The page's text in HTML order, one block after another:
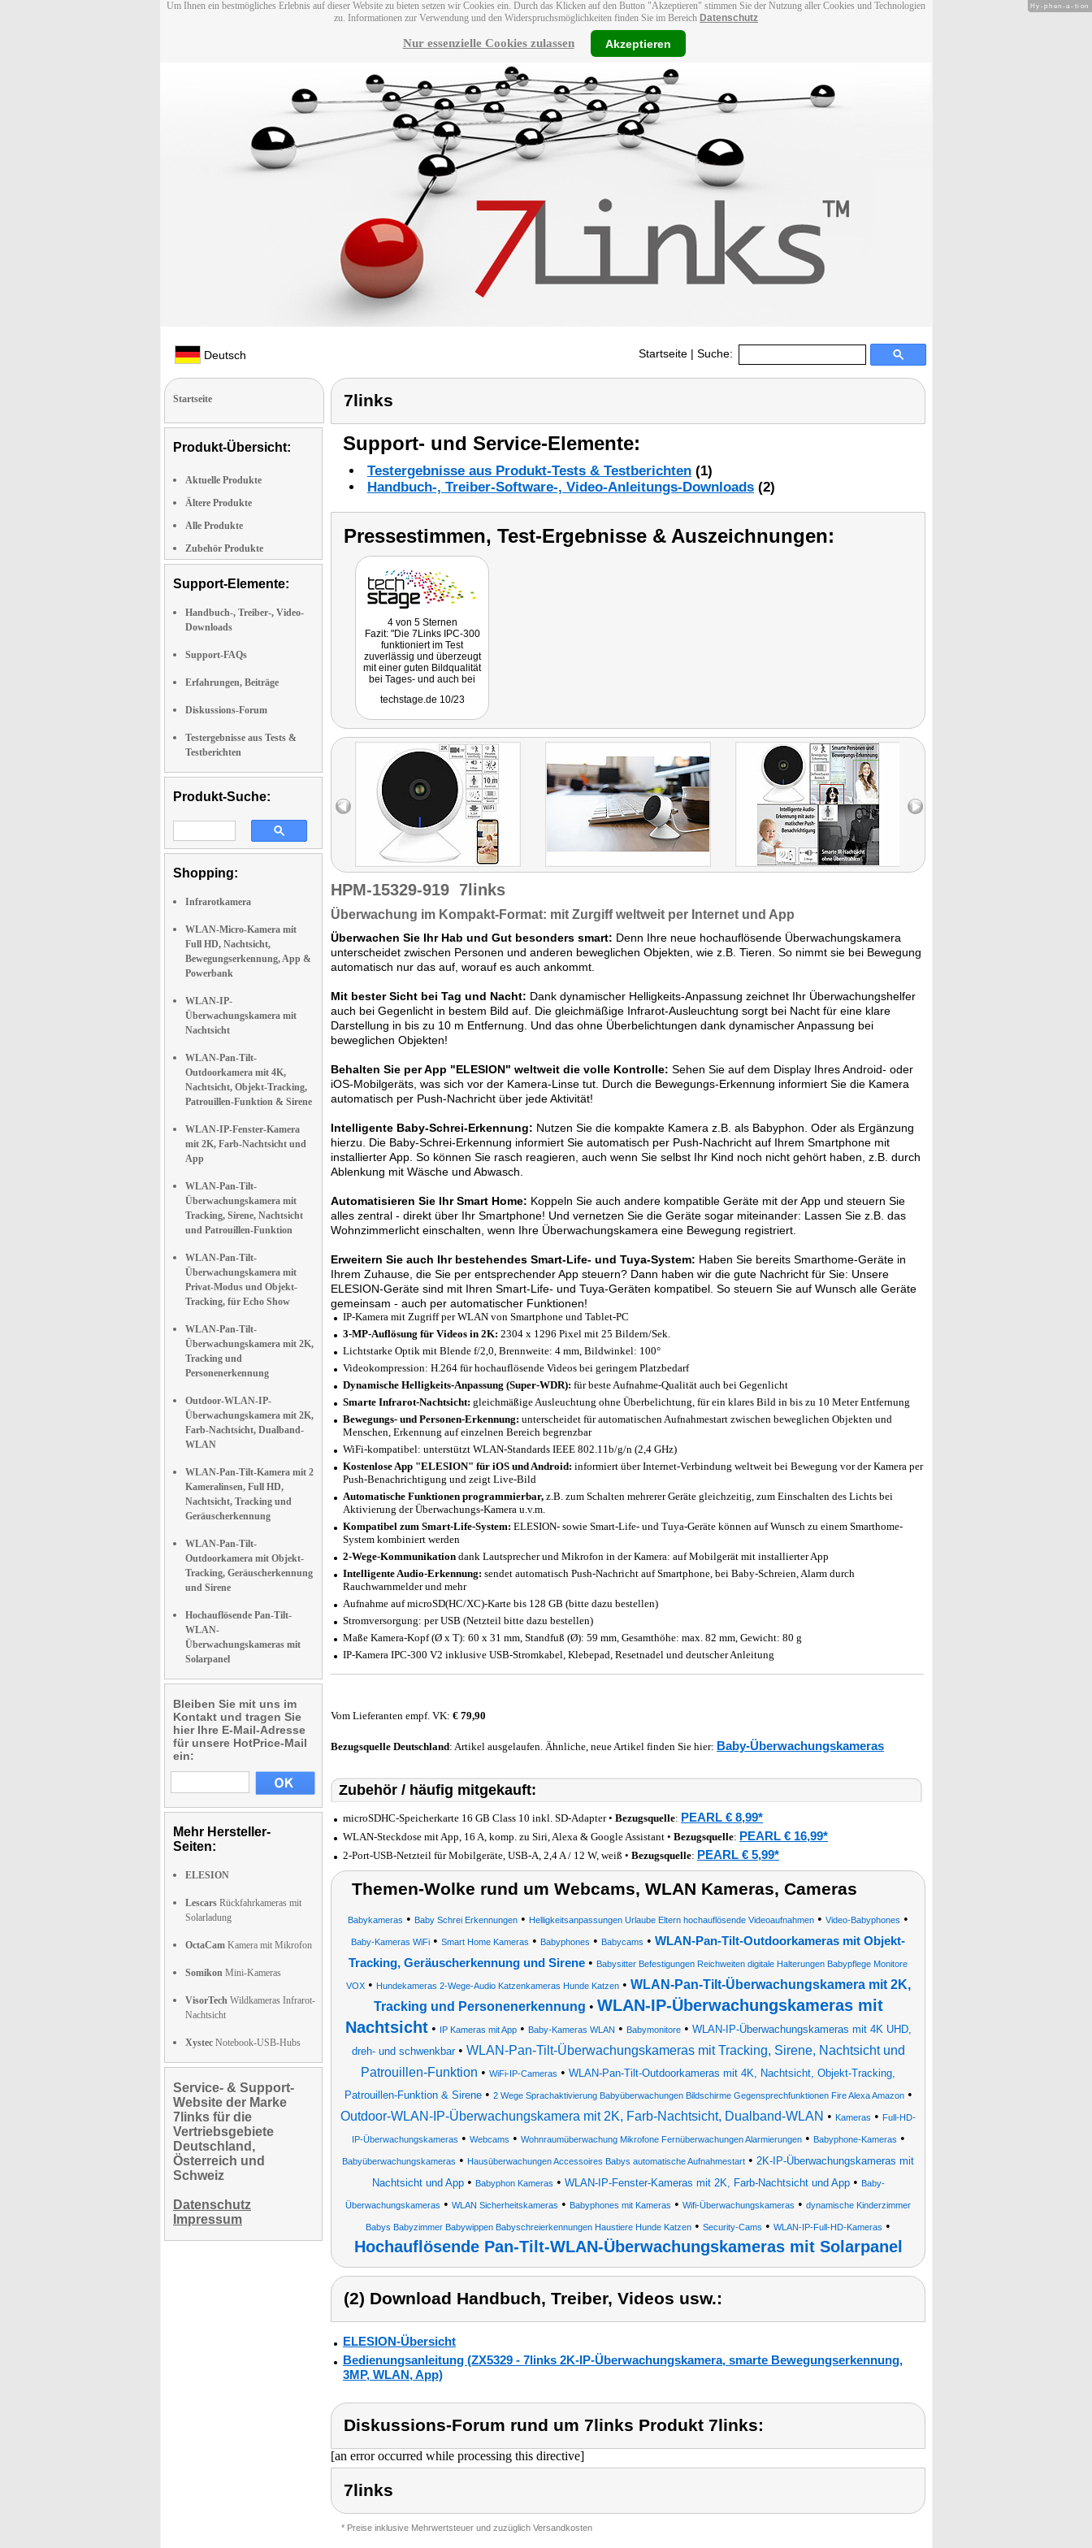
Um Ihnen ein bestmögliches Erlebnis auf dieser Website zu bieten setzen wir Cookies ein. Durch das Klicken auf den Button "Akzeptieren" stimmen Sie der Nutzung aller Cookies und Technologien
zu. Informationen zur Verwendung und den Widerspruchsmöglichkeiten finden Sie im Bereich Datenschutz
Nur essenzielle Cookies zulassen Akzeptieren
Deutsch Startseite | Suche:
Startseite
Produkt-Übersicht:
Aktuelle Produkte
Ältere Produkte
Alle Produkte
Zubehör Produkte
Support-Elemente:
Handbuch-, Treiber-, Video-
Downloads
Support-FAQs
Erfahrungen, Beiträge
Diskussions-Forum
Testergebnisse aus Tests &
Testberichten
Produkt-Suche:
Shopping:
Infrarotkamera
WLAN-Micro-Kamera mit
Full HD, Nachtsicht,
Bewegungserkennung, App &
Powerbank
WLAN-IP-
Überwachungskamera mit
Nachtsicht
WLAN-Pan-Tilt-
Outdoorkamera mit 4K,
Nachtsicht, Objekt-Tracking,
Patrouillen-Funktion & Sirene
WLAN-IP-Fenster-Kamera
mit 2K, Farb-Nachtsicht und
App
WLAN-Pan-Tilt-
Überwachungskamera mit
Tracking, Sirene, Nachtsicht
und Patrouillen-Funktion
WLAN-Pan-Tilt-
Überwachungskamera mit
Privat-Modus und Objekt-
Tracking, für Echo Show
WLAN-Pan-Tilt-
Überwachungskamera mit 2K,
Tracking und
Personenerkennung
Outdoor-WLAN-IP-
Überwachungskamera mit 2K,
Farb-Nachtsicht, Dualband-
WLAN
WLAN-Pan-Tilt-Kamera mit 2
Kameralinsen, Full HD,
Nachtsicht, Tracking und
Geräuscherkennung
WLAN-Pan-Tilt-
Outdoorkamera mit Objekt-
Tracking, Geräuscherkennung
und Sirene
Hochauflösende Pan-Tilt-
WLAN-
Überwachungskameras mit
Solarpanel
Bleiben Sie mit uns im
Kontakt und tragen Sie
hier Ihre E-Mail-Adresse
für unsere HotPrice-Mail
ein:
Mehr Hersteller-
Seiten:
ELESION
Lescars Rückfahrkameras mit
Solarladung
OctaCam Kamera mit Mikrofon
Somikon Mini-Kameras
VisorTech Wildkameras Infrarot-
Nachtsicht
Xystec Notebook-USB-Hubs
Service- & Support-
Website der Marke
7links für die
Vertriebsgebiete
Deutschland,
Österreich und
Schweiz
Datenschutz
Impressum
7links
Support- und Service-Elemente:
Testergebnisse aus Produkt-Tests & Testberichten (1)
Handbuch-, Treiber-Software-, Video-Anleitungs-Downloads (2)
Pressestimmen, Test-Ergebnisse & Auszeichnungen:
4 von 5 Sternen
Fazit: "Die 7Links IPC-300
funktioniert im Test
zuverlässig und überzeugt
mit einer guten Bildqualität
bei Tages- und auch bei
auch die intuitive
Plattform. Damit lässt sie
sich mit anderen Smart-
Home-Komponenten für
Automatisierungen nutzen.
Positiv ist auch, dass sie
sich dank Onvif-Support mit
Dritthersteller-Lösungen
wie Synology Surveillance
Station nutzen lässt."
techstage.de 10/23
HPM-15329-919 7links
Überwachung im Kompakt-Format: mit Zurgiff weltweit per Internet und App
Überwachen Sie Ihr Hab und Gut besonders smart: Denn Ihre neue hochauflösende Überwachungskamera
unterscheidet zwischen Personen und anderen beweglichen Objekten, wie z.B. Tieren. So nimmt sie bei Bewegung
automatisch nur das auf, worauf es auch ankommt.
Mit bester Sicht bei Tag und Nacht: Dank dynamischer Helligkeits-Anpassung zeichnet Ihr Überwachungshelfer
auch bei Gegenlicht in bestem Bild auf. Die gleichmäßige Infrarot-Ausleuchtung sorgt bei Nacht für eine klare
Darstellung in bis zu 10 m Entfernung. Und das ohne Überbelichtungen dank dynamischer Anpassung bei
beweglichen Objekten!
Behalten Sie per App "ELESION" weltweit die volle Kontrolle: Sehen Sie auf dem Display Ihres Android- oder
iOS-Mobilgeräts, was sich vor der Kamera-Linse tut. Durch die Bewegungs-Erkennung informiert Sie die Kamera
automatisch per Push-Nachricht über jede Aktivität!
Intelligente Baby-Schrei-Erkennung: Nutzen Sie die kompakte Kamera z.B. als Babyphon. Oder als Ergänzung
hierzu. Die Baby-Schrei-Erkennung informiert Sie automatisch per Push-Nachricht auf Ihrem Smartphone mit
installierter App. So können Sie rasch reagieren, auch wenn Sie selbst Ihr Kind noch nicht gehört haben, z.B. durch
Ablenkung mit Wäsche und Abwasch.
Automatisieren Sie Ihr Smart Home: Koppeln Sie auch andere kompatible Geräte mit der App und steuern Sie
alles zentral - direkt über Ihr Smartphone! Und vernetzen Sie die Geräte sogar miteinander: Lassen Sie z.B. das
Wohnzimmerlicht einschalten, wenn Ihre Überwachungskamera eine Bewegung registriert.
Erweitern Sie auch Ihr bestehendes Smart-Life- und Tuya-System: Haben Sie bereits Smarthome-Geräte in
Ihrem Zuhause, die Sie per entsprechender App steuern? Dann haben wir die gute Nachricht für Sie: Unsere
ELESION-Geräte sind mit Ihren Smart-Life- und Tuya-Geräten kompatibel. So steuern Sie auf Wunsch alle Geräte
gemeinsam - auch per automatischer Funktionen!
IP-Kamera mit Zugriff per WLAN von Smartphone und Tablet-PC
3-MP-Auflösung für Videos in 2K: 2304 x 1296 Pixel mit 25 Bildern/Sek.
Lichtstarke Optik mit Blende f/2,0, Brennweite: 4 mm, Bildwinkel: 100°
Videokompression: H.264 für hochauflösende Videos bei geringem Platzbedarf
Dynamische Helligkeits-Anpassung (Super-WDR): für beste Aufnahme-Qualität auch bei Gegenlicht
Smarte Infrarot-Nachtsicht: gleichmäßige Ausleuchtung ohne Überbelichtung, für ein klares Bild in bis zu 10 Meter Entfernung
Bewegungs- und Personen-Erkennung: unterscheidet für automatischen Aufnahmestart zwischen beweglichen Objekten und
Menschen, Erkennung auf einzelnen Bereich begrenzbar
WiFi-kompatibel: unterstützt WLAN-Standards IEEE 802.11b/g/n (2,4 GHz)
Kostenlose App "ELESION" für iOS und Android: informiert über Internet-Verbindung weltweit bei Bewegung vor der Kamera per
Push-Benachrichtigung und zeigt Live-Bild
Automatische Funktionen programmierbar, z.B. zum Schalten mehrerer Geräte gleichzeitig, zum Einschalten des Lichts bei
Aktivierung der Überwachungs-Kamera u.v.m.
Kompatibel zum Smart-Life-System: ELESION- sowie Smart-Life- und Tuya-Geräte können auf Wunsch zu einem Smarthome-
System kombiniert werden
2-Wege-Kommunikation dank Lautsprecher und Mikrofon in der Kamera: auf Mobilgerät mit installierter App
Intelligente Audio-Erkennung: sendet automatisch Push-Nachricht auf Smartphone, bei Baby-Schreien, Alarm durch
Rauchwarnmelder und mehr
Aufnahme auf microSD(HC/XC)-Karte bis 128 GB (bitte dazu bestellen)
Stromversorgung: per USB (Netzteil bitte dazu bestellen)
Maße Kamera-Kopf (Ø x T): 60 x 31 mm, Standfuß (Ø): 59 mm, Gesamthöhe: max. 82 mm, Gewicht: 80 g
IP-Kamera IPC-300 V2 inklusive USB-Stromkabel, Klebepad, Resetnadel und deutscher Anleitung
Vom Lieferanten empf. VK: € 79,90
Bezugsquelle Deutschland: Artikel ausgelaufen. Ähnliche, neue Artikel finden Sie hier: Baby-Überwachungskameras
Zubehör / häufig mitgekauft:
microSDHC-Speicherkarte 16 GB Class 10 inkl. SD-Adapter • Bezugsquelle: PEARL € 8,99*
WLAN-Steckdose mit App, 16 A, komp. zu Siri, Alexa & Google Assistant • Bezugsquelle: PEARL € 16,99*
2-Port-USB-Netzteil für Mobilgeräte, USB-A, 2,4 A / 12 W, weiß • Bezugsquelle: PEARL € 5,99*
Themen-Wolke rund um Webcams, WLAN Kameras, Cameras
Babykameras • Baby Schrei Erkennungen • Helligkeitsanpassungen Urlaube Eltern hochauflösende Videoaufnahmen • Video-Babyphones •
Baby-Kameras WiFi • Smart Home Kameras • Babyphones • Babycams • WLAN-Pan-Tilt-Outdoorkameras mit Objekt-
Tracking, Geräuscherkennung und Sirene • Babysitter Befestigungen Reichweiten digitale Halterungen Babypflege Monitore
VOX• Hundekameras 2-Wege-Audio Katzenkameras Hunde Katzen• WLAN-Pan-Tilt-Überwachungskamera mit 2K,
Tracking und Personenerkennung • WLAN-IP-Überwachungskameras mit
Nachtsicht• IP Kameras mit App• Baby-Kameras WLAN • Babymonitore• WLAN-IP-Überwachungskameras mit 4K UHD,
dreh- und schwenkbar• WLAN-Pan-Tilt-Überwachungskameras mit Tracking, Sirene, Nachtsicht und
Patrouillen-Funktion • WiFi-IP-Cameras • WLAN-Pan-Tilt-Outdoorkameras mit 4K, Nachtsicht, Objekt-Tracking,
Patrouillen-Funktion & Sirene• 2 Wege Sprachaktivierung Babyüberwachungen Bildschirme Gegensprechfunktionen Fire Alexa Amazon•
Outdoor-WLAN-IP-Überwachungskamera mit 2K, Farb-Nachtsicht, Dualband-WLAN • Kameras • Full-HD-
IP-Überwachungskameras • Webcams • Wohnraumüberwachung Mikrofone Fernüberwachungen Alarmierungen• Babyphone-Kameras •
Babyüberwachungskameras • Hausüberwachungen Accessoires Babys automatische Aufnahmestart • 2K-IP-Überwachungskameras mit
Nachtsicht und App• Babyphon Kameras • WLAN-IP-Fenster-Kameras mit 2K, Farb-Nachtsicht und App• Baby-
Überwachungskameras • WLAN Sicherheitskameras • Babyphones mit Kameras • Wifi-Überwachungskameras • dynamische Kinderzimmer
Babys Babyzimmer Babywippen Babyschreierkennungen Haustiere Hunde Katzen • Security-Cams • WLAN-IP-Full-HD-Kameras •
Hochauflösende Pan-Tilt-WLAN-Überwachungskameras mit Solarpanel
(2) Download Handbuch, Treiber, Videos usw.:
ELESION-Übersicht
Bedienungsanleitung (ZX5329 - 7links 2K-IP-Überwachungskamera, smarte Bewegungserkennung,
3MP, WLAN, App)
Diskussions-Forum rund um 7links Produkt 7links:
[an error occurred while processing this directive]
7links
* Preise inklusive Mehrwertsteuer und zuzüglich Versandkosten
Hy-phen-a-tion